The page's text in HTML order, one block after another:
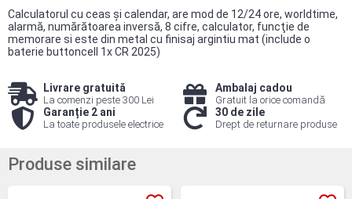
Calculatorul cu ceas şi calendar, are mod de 12/24 ore, worldtime,
alarmă, numărătoarea inversă, 8 cifre, calculator, funcţie de
memorare si este din metal cu finisaj argintiu mat (include o
baterie buttoncell 1x CR 2025)
Livrare gratuită
La comenzi peste 300 Lei
Ambalaj cadou
Gratuit la orice comandă
Garanție 2 ani
La toate produsele electrice
30 de zile
Drept de returnare produse
Produse similare